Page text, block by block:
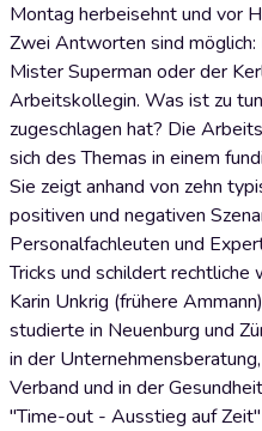
Montag herbeisehnt und vor
Zwei Antworten sind
Mister Superman oder der
Arbeitskollegin. Was ist zu
zugeschlagen hat? Die
sich des Themas in einem
Sie zeigt anhand von zehn
positiven und negativen
Personalfachleuten und
Tricks und schildert
Karin Unkrig (frühere
studierte in Neuenburg und
in der
Verband und in der
"Time-out - Ausstieg auf